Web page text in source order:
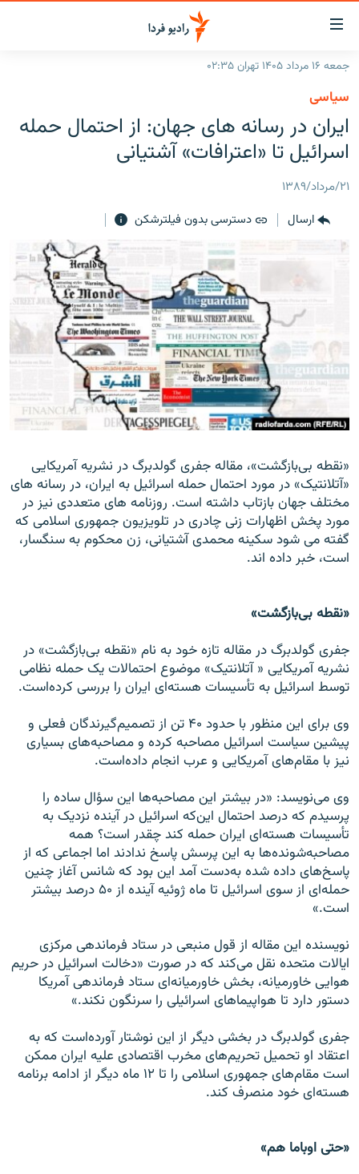
لینک‌های
قابلیت
دسترسی
بازگشت
منوی
اصلی
رفتن
به
صفحه
جستجو
ایران
جهان
برنامه‌های رادیویی
فرکانس‌ها
پادکست
چندرسانه‌ای
گزارش‌های تصویری
گزارش‌های ویدئویی
زنان فردا
English
به ما بپیوندید
جمعه ۱۶ مرداد ۱۴۰۵ تهران ۰۲:۳۵
سیاسی
ایران در رسانه های جهان: از احتمال حمله
اسرائیل تا «اعترافات» آشتیانی
۲۱/مرداد/۱۳۸۹
ارسال
دسترسی بدون فیلترشکن
«نقطه بی‌بازگشت»، مقاله جفری گولدبرگ در نشریه آمریکایی
«آتلانتیک» در مورد احتمال حمله اسرائیل به ایران، در رسانه های
مختلف جهان بازتاب داشته است. روزنامه های متعددی نیز در
مورد پخش اظهارات زنی چادری در تلويزيون جمهوری اسلامی که
گفته می شود سکينه محمدی آشتيانی، زن محکوم به سنگسار،
است، خبر داده اند.
«نقطه بی‌بازگشت»
جفری گولدبرگ در مقاله تازه خود به نام «نقطه بی‌بازگشت» ‌در
نشریه آمریکایی « آتلانتیک» موضوع احتمالات یک حمله نظامی
توسط اسرائیل به تأسیسات هسته‌ای ایران را بررسی کرده‌است.
وی برای این منظور با حدود ۴۰ تن از تصمیم‌گیرندگان فعلی و
پیشین سیاست اسرائیل مصاحبه کرده و مصاحبه‌های بسیاری
نیز با مقام‌های آمریکایی و عرب انجام داده‌است.
وی می‌نویسد: «در بیشتر این مصاحبه‌ها این سؤال ساده را
پرسیدم که درصد احتمال این‌که اسرائیل در آینده نزدیک به
تأسیسات هسته‌ای ایران حمله کند چقدر است؟ همه
مصاحبه‌شونده‌ها به این پرسش پاسخ ندادند اما اجماعی که از
پاسخ‌های داده شده به‌دست آمد این بود که شانس آغاز چنین
حمله‌ای از سوی اسرائیل تا ماه ژوئیه آینده از ۵۰ درصد بیشتر
است.»
نویسنده این مقاله از قول منبعی در ستاد فرماندهی مرکزی
ایالات متحده نقل می‌کند که در صورت «دخالت اسرائیل در حریم
هوایی خاورمیانه، بخش خاورمیانه‌ای ستاد فرماندهی آمریکا
دستور دارد تا هواپیماهای اسرائیلی را سرنگون نکند.»
جفری گولدبرگ در بخشی دیگر از این نوشتار آورده‌است که به
اعتقاد او تحمیل تحریم‌های مخرب اقتصادی علیه ایران ممکن
است مقام‌های جمهوری اسلامی را تا ۱۲ ماه دیگر از ادامه برنامه
هسته‌ای خود منصرف کند.
«حتی اوباما هم»